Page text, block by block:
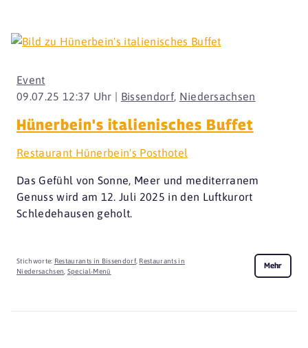
09.07.25 12:37 Uhr | Bissendorf, Niedersachsen
Event
Hünerbein's italienisches Buffet
Restaurant Hünerbein's Posthotel
Das Gefühl von Sonne, Meer und mediterranem
Genuss wird am 12. Juli 2025 in den Luftkurort
Schledehausen geholt.
Stichworte: Restaurants in Bissendorf, Restaurants in
Niedersachsen Special-Menü
Mehr